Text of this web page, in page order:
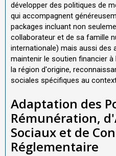
développer des politiques de
qui accompagnent
packages incluant non
collaborateur et de sa famille
internationale) mais aussi des
maintenir le soutien financier
la région d'origine,
sociales spécifiques au
Adaptation des
Rémunération,
Sociaux et de
Réglementaire